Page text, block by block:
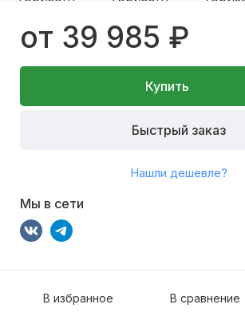
от 39 985 ₽
Купить
Быстрый заказ
Нашли дешевле?
Мы в сети
В избранное В сравнение